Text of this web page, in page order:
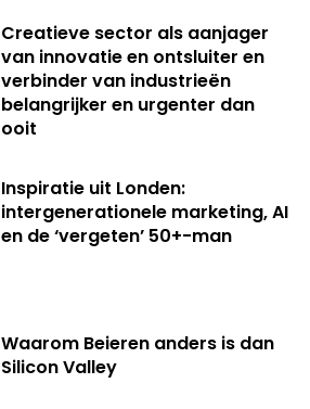
Creatieve sector als aanjager
van innovatie en ontsluiter en
verbinder van industrieën
belangrijker en urgenter dan
ooit
Inspiratie uit Londen:
intergenerationele marketing, AI
en de ‘vergeten’ 50+-man
Waarom Beieren anders is dan
Silicon Valley